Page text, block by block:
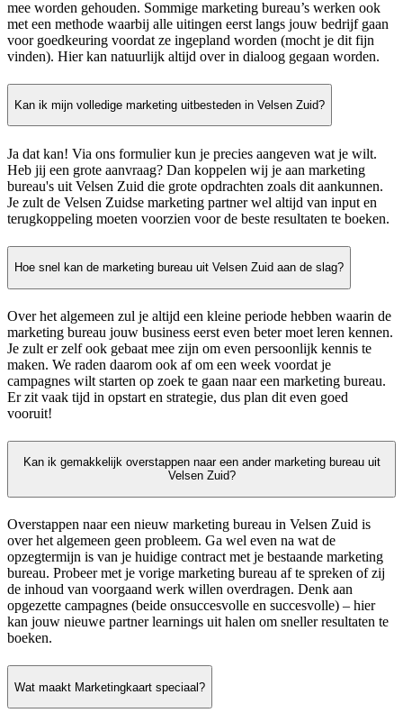
mee worden gehouden. Sommige marketing bureau’s werken ook
met een methode waarbij alle uitingen eerst langs jouw bedrijf gaan
voor goedkeuring voordat ze ingepland worden (mocht je dit fijn
vinden). Hier kan natuurlijk altijd over in dialoog gegaan worden.
Kan ik mijn volledige marketing uitbesteden in Velsen Zuid?
Ja dat kan! Via ons formulier kun je precies aangeven wat je wilt.
Heb jij een grote aanvraag? Dan koppelen wij je aan marketing
bureau's uit Velsen Zuid die grote opdrachten zoals dit aankunnen.
Je zult de Velsen Zuidse marketing partner wel altijd van input en
terugkoppeling moeten voorzien voor de beste resultaten te boeken.
Hoe snel kan de marketing bureau uit Velsen Zuid aan de slag?
Over het algemeen zul je altijd een kleine periode hebben waarin de
marketing bureau jouw business eerst even beter moet leren kennen.
Je zult er zelf ook gebaat mee zijn om even persoonlijk kennis te
maken. We raden daarom ook af om een week voordat je
campagnes wilt starten op zoek te gaan naar een marketing bureau.
Er zit vaak tijd in opstart en strategie, dus plan dit even goed
vooruit!
Kan ik gemakkelijk overstappen naar een ander marketing bureau uit
Velsen Zuid?
Overstappen naar een nieuw marketing bureau in Velsen Zuid is
over het algemeen geen probleem. Ga wel even na wat de
opzegtermijn is van je huidige contract met je bestaande marketing
bureau. Probeer met je vorige marketing bureau af te spreken of zij
de inhoud van voorgaand werk willen overdragen. Denk aan
opgezette campagnes (beide onsuccesvolle en succesvolle) – hier
kan jouw nieuwe partner learnings uit halen om sneller resultaten te
boeken.
Wat maakt Marketingkaart speciaal?